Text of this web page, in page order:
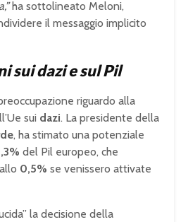
ha sottolineato Meloni,
il messaggio implicito
sui dazi e sul Pil
riguardo alla
sui dazi. La presidente della
, ha stimato una potenziale
del Pil europeo, che
0,5% se venissero attivate
la decisione della